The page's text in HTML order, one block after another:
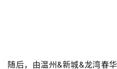
随后，由温州&新城&龙湾春